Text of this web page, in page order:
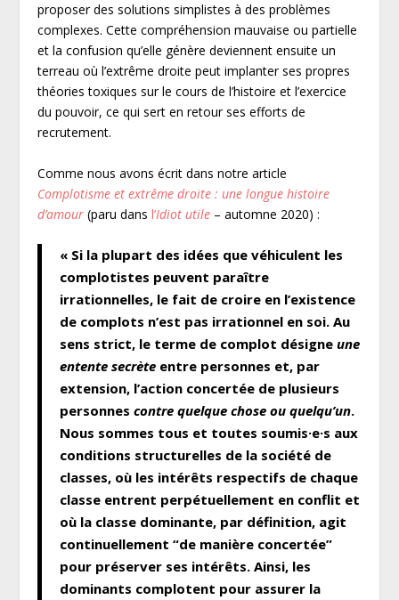
proposer des solutions simplistes à des problèmes
complexes. Cette compréhension mauvaise ou partielle
et la confusion qu’elle génère deviennent ensuite un
terreau où l’extrême droite peut implanter ses propres
théories toxiques sur le cours de l’histoire et l’exercice
du pouvoir, ce qui sert en retour ses efforts de
recrutement.
Comme nous avons écrit dans notre article
Complotisme et extrême droite : une longue histoire
d’amour (paru dansl’Idiot utile – automne 2020) :
« Si la plupart des idées que véhiculent les
complotistes peuvent paraître
irrationnelles, le fait de croire en l’existence
de complots n’est pas irrationnel en soi. Au
sens strict, le terme de complot désigneune
entente secrète entre personnes et, par
extension, l’action concertée de plusieurs
personnescontre quelque chose ou quelqu’un.
Nous sommes tous et toutes soumis·e·s aux
conditions structurelles de la société de
classes, où les intérêts respectifs de chaque
classe entrent perpétuellement en conflit et
où la classe dominante, par définition, agit
continuellement “de manière concertée”
pour préserver ses intérêts. Ainsi, les
dominants complotent pour assurer la